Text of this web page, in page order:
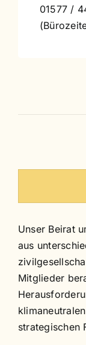
01577 /
Unser Beirat
aus
Mitglieder
strategischen